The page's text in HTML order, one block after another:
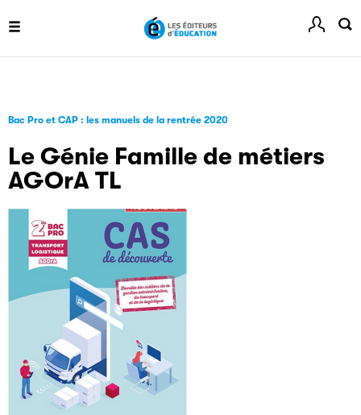
Bac Pro et CAP : les manuels de la rentrée 2020
Le Génie Famille de métiers
AGOrA TL
La plateforme LivrEmploi regroupe toutes les offres
Clic.EDIt
Clic.EDIt, pour faciliter les échanges informatisés entre
tous les acteurs de la filière de la fabrication de livres.